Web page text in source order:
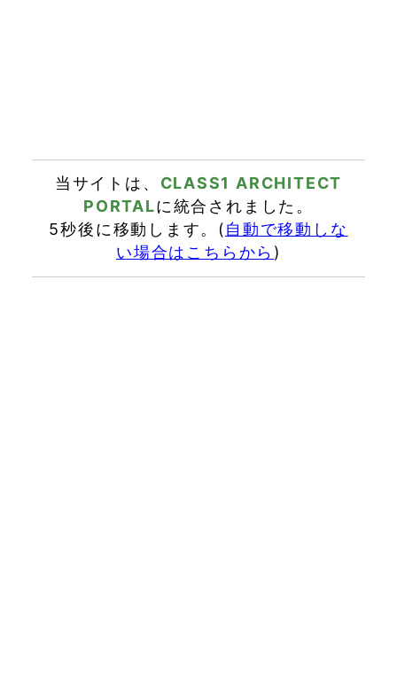
当サイトは、CLASS1 ARCHITECT
PORTALに統合されました。
5秒後に移動します。(自動で移動しな